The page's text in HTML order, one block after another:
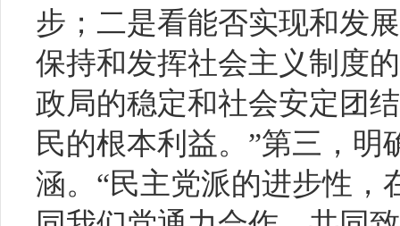
步；二是看能否实现和发
保持和发挥社会主义制度
政局的稳定和社会安定团
民的根本利益。”第三，
涵。“民主党派的进步性，